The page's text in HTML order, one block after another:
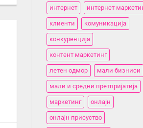
интернет интернет
клиенти комуникација
конкуренција
контент маркетинг
летен одмор мали бизниси
мали и средни претпријатија
маркетинг онлајн
онлајн присуство